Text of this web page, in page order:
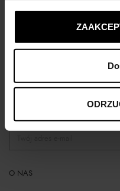
ustawienia prywatności.
TRENDY, PREMIERY I
Zapisz się do naszego biuletynu,
ekskluzywne oferty i inspiracje
O NAS